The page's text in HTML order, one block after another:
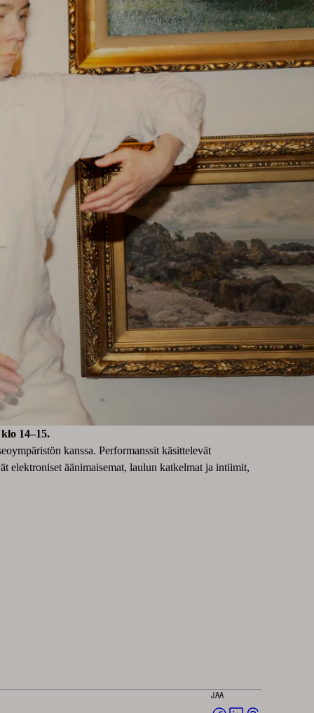
14–15.
kanssa. Performanssit käsittelevät
elektroniset äänimaisemat, laulun katkelmat ja intiimit,
JAA